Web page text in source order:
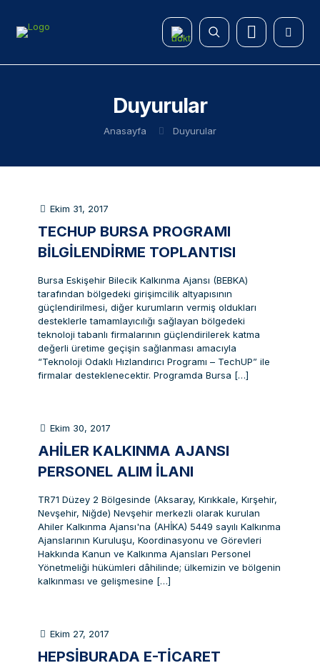
Duyurular
Anasayfa Duyurular
Ekim 31, 2017
TECHUP BURSA PROGRAMI
BILGILENDIRME TOPLANTISI
Bursa Eskişehir Bilecik Kalkınma Ajansı (BEBKA)
tarafından bölgedeki girişimcilik altyapısının
güçlendirilmesi, diğer kurumların vermiş oldukları
desteklerle tamamlayıcılığı sağlayan bölgedeki
teknoloji tabanlı firmalarının güçlendirilerek katma
değerli üretime geçişin sağlanması amacıyla
“Teknoloji Odaklı Hızlandırıcı Programı – TechUP” ile
firmalar desteklenecektir. Programda Bursa […]
Ekim 30, 2017
AHİLER KALKINMA AJANSI
PERSONEL ALIM İLANI
TR71 Düzey 2 Bölgesinde (Aksaray, Kırıkkale, Kırşehir,
Nevşehir, Niğde) Nevşehir merkezli olarak kurulan
Ahiler Kalkınma Ajansı'na (AHİKA) 5449 sayılı Kalkınma
Ajanslarının Kuruluşu, Koordinasyonu ve Görevleri
Hakkında Kanun ve Kalkınma Ajansları Personel
Yönetmeliği hükümleri dâhilinde; ülkemizin ve bölgenin
kalkınması ve gelişmesine […]
Ekim 27, 2017
HEPSIBURADA E-TICARET